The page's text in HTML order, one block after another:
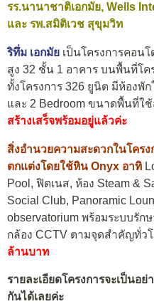
รร.นานาชาติเอกมัย, Wells
และ รพ.สมิติเวช สุขุมวิท
ริทึ่ม เอกมัย เป็นโครงการคอน
สูง 32 ชั้น 1 อาคาร บนพื้นที่โค
ทั้งโครงการ 326 ยูนิต มีห้องพั
และ 2 Bedroom ขนาดพื้นที่ใช้
สร้างเสร็จพร้อมอยู่แล้วค่ะ
สิ่งอำนวยความสะดวกในโคร
ตกแต่งโดยใช้หิน Onyx อาทิ
Pool, ฟิตเนส, ห้อง Steam &
Social Club, Panoramic
observatorium พร้อมระบบรั
กล้อง CCTV ตามจุดสำคัญทั่วโ
ล้านบาท
รายละเอียดโครงการจะเป็นอ
กันได้เลยค่ะ